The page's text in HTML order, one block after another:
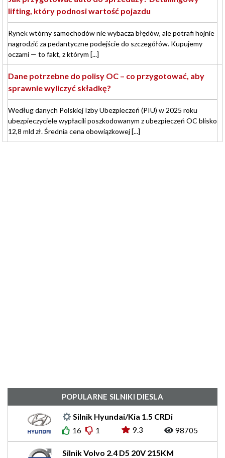
lifting, który podnosi wartość pojazdu
Rynek wtórny samochodów nie wybacza błędów, ale potrafi hojnie
nagrodzić za pedantyczne podejście do szczegółów. Kupujemy
oczami — to fakt, z którym [...]
Dane potrzebne do polisy OC – co przygotować, aby
sprawnie wyliczyć składkę?
Według danych Polskiej Izby Ubezpieczeń (PIU) w 2025 roku
ubezpieczyciele wypłacili poszkodowanym z ubezpieczeń OC blisko
12,8 mld zł. Średnia cena obowiązkowej [...]
POPULARNE SILNIKI DIESLA
Silnik Hyundai/Kia 1.5 CRDi
[2001-2010]
16 1 9.3 98705
Silnik Volvo 2.4 D5 20V 215KM